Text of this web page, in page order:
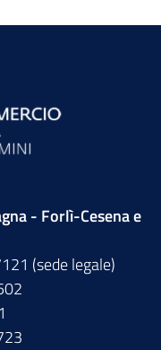
- Forlì-Cesena e
(sede legale)